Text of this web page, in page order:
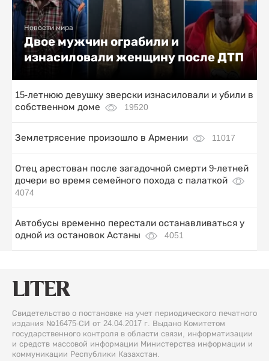
Новости мира
Двое мужчин ограбили и
изнасиловали женщину после ДТП
15-летнюю девушку зверски изнасиловали и убили в
собственном доме
19520
Землетрясение произошло в Армении 11017
Отец арестован после загадочной смерти 9-летней
дочери во время семейного похода с палаткой
4074
Автобусы временно перестали останавливаться у
одной из остановок Астаны
4051
Свидетельство о постановке на учет периодического печатного
издания №16475-СИ от 24.04.2017 г. Выдано Комитетом
государственного контроля в области связи, информатизации
и средств массовой информации Министерства информации и
коммуникации Республики Казахстан.